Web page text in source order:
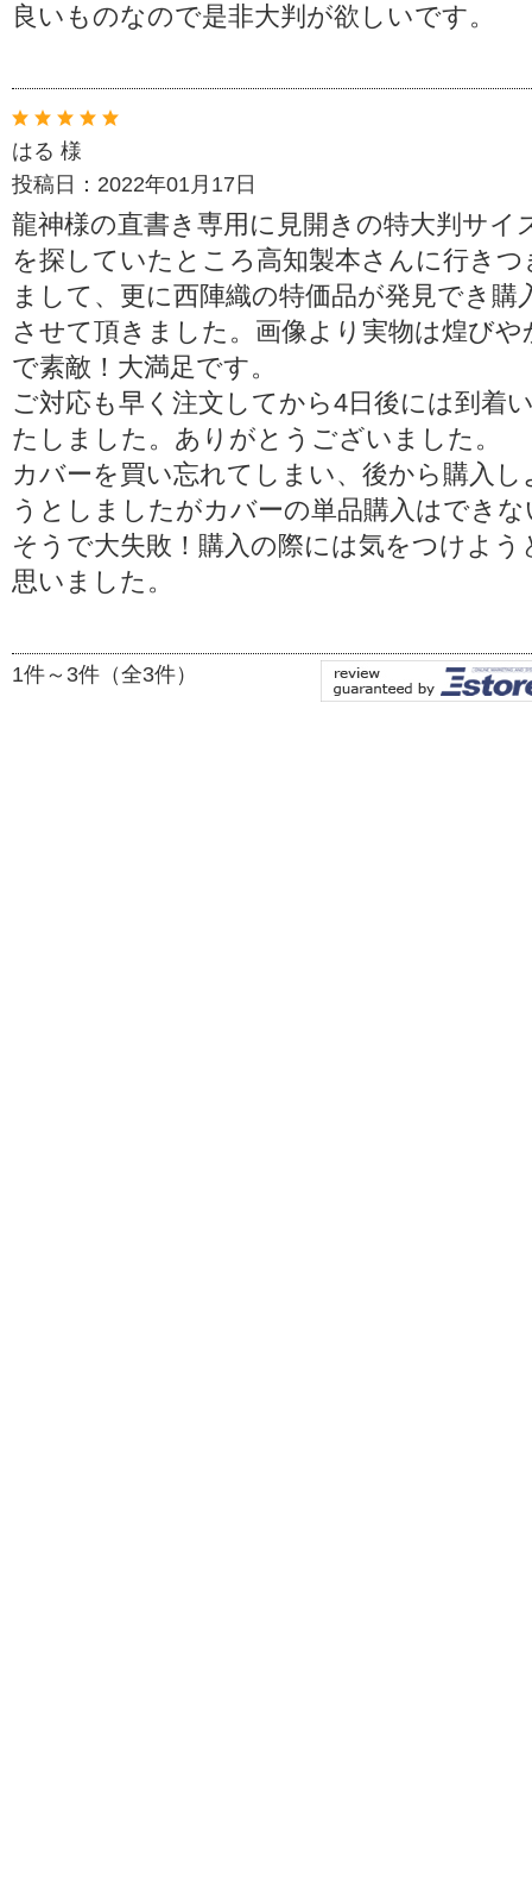
良いものなので是非大判が欲しいです。
はる 様
投稿日：2022年01月17日
龍神様の直書き専用に見開きの特大判サイ
を探していたところ高知製本さんに行きつ
まして、更に西陣織の特価品が発見でき購
させて頂きました。画像より実物は煌びや
で素敵！大満足です。
ご対応も早く注文してから4日後には到着
たしました。ありがとうございました。
カバーを買い忘れてしまい、後から購入し
うとしましたがカバーの単品購入はできな
そうで大失敗！購入の際には気をつけよう
思いました。
1件～3件（全3件）